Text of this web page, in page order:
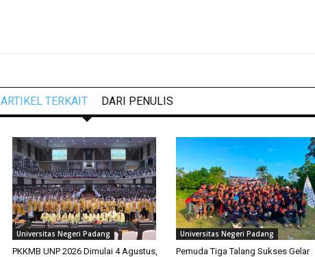
ARTIKEL TERKAIT DARI PENULIS
Universitas Negeri Padang
PKKMB UNP 2026 Dimulai 4 Agustus,
Universitas Negeri Padang
Pemuda Tiga Talang Sukses Gelar